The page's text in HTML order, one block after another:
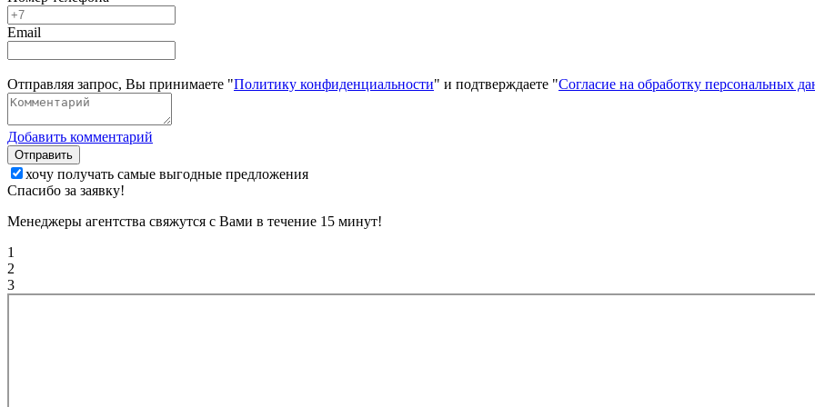
Email
Отправляя запрос, Вы принимаете "Политику конфиденциальности" и подтверждаете "Согласие на обработку персональных
Добавить комментарий
Отправить
хочу получать самые выгодные предложения
Спасибо за заявку!
Менеджеры агентства свяжутся с Вами в течение 15 минут!
1
2
3